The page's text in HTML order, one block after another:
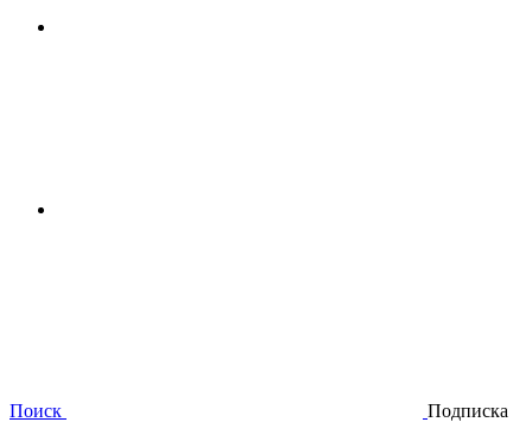
Поиск Подписка